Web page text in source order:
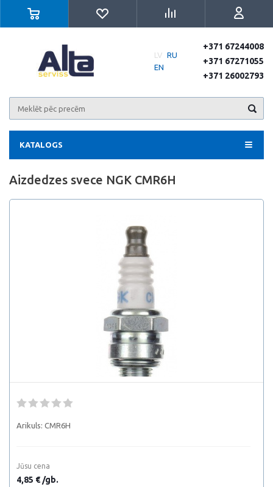
LV RU
EN
+371 67244008
+371 67271055
+371 26002793
KATALOGS
Aizdedzes svece NGK CMR6H
Arikuls: CMR6H
Jūsu cena
4,85 € /gb.